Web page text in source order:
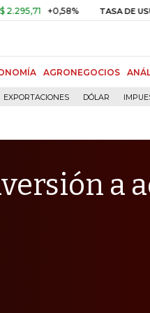
+0,58% TASA DE USURA
AGRONEGOCIOS
EXPORTACIONES DÓLAR
a